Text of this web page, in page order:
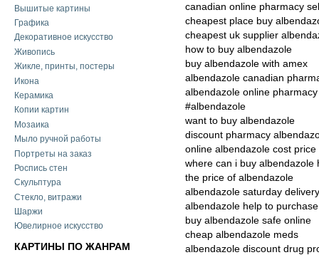
Вышитые картины
Графика
Декоративное искусство
Живопись
Жикле, принты, постеры
Икона
Керамика
Копии картин
Мозаика
Мыло ручной работы
Портреты на заказ
Роспись стен
Скульптура
Стекло, витражи
Шаржи
Ювелирное искусство
КАРТИНЫ ПО ЖАНРАМ
canadian online pharmacy
cheapest place buy
cheapest uk supplier
how to buy albendazole
buy albendazole with amex
albendazole canadian
albendazole online
#albendazole
want to buy albendazole
discount pharmacy
online albendazole cost price
where can i buy
the price of albendazole
albendazole saturday
albendazole help to
buy albendazole safe online
cheap albendazole meds
albendazole discount drug